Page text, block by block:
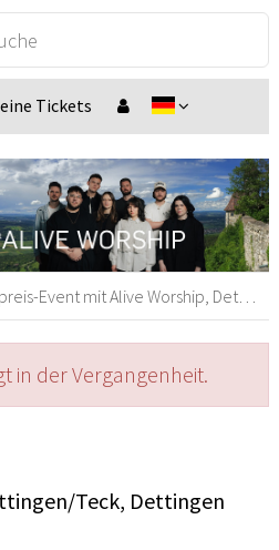
Tickets
Event mit Alive Worship, Dettingen unter Teck
in der Vergangenheit.
Teck, Dettingen